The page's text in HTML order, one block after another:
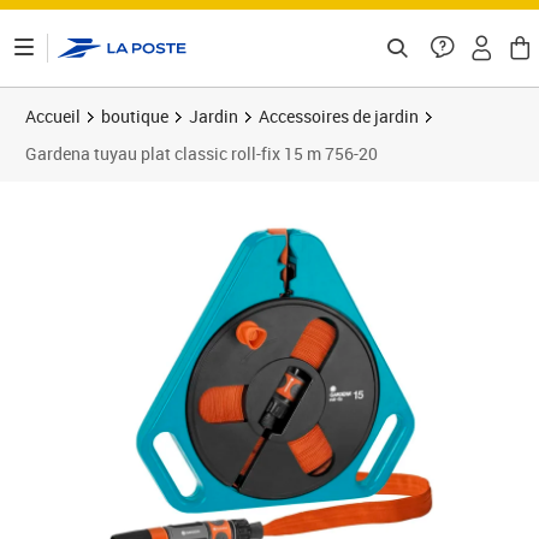
Accueil boutique Jardin
Accessoires de jardin
Gardena tuyau plat classic roll-fix 15 m 756-20